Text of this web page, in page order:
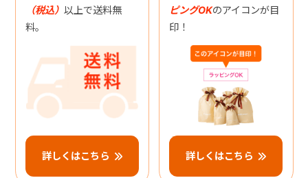
（税込） 以上で送料無
料。
詳しくはこちら
ピングOKのアイコンが目
印！
詳しくはこちら